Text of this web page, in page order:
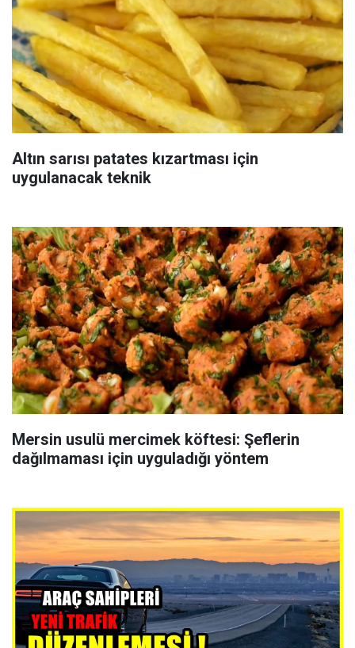
Altın sarısı patates kızartması için
uygulanacak teknik
Mersin usulü mercimek köftesi: Şeflerin
dağılmaması için uyguladığı yöntem